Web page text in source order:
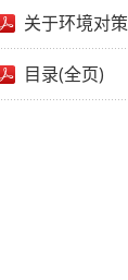
关于环境对策
目录(全页)